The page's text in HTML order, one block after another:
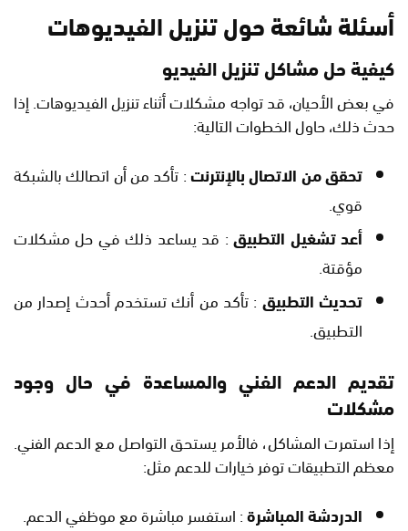
أسئلة شائعة حول تنزيل الفيديوهات
كيفية حل مشاكل تنزيل الفيديو
في بعض الأحيان، قد تواجه مشكلات أثناء تنزيل الفيديوهات. إذا
حدث ذلك، حاول الخطوات التالية:
تحقق من الاتصال بالإنترنت: تأكد من أن اتصالك بالشبكة
قوي.
أعد تشغيل التطبيق: قد يساعد ذلك في حل مشكلات
مؤقتة.
تحديث التطبيق : تأكد من أنك تستخدم أحدث إصدار من
التطبيق.
تقديم الدعم الفني والمساعدة في حال وجود
مشكلات
إذا استمرت المشاكل، فالأمر يستحق التواصل مع الدعم الفني.
معظم التطبيقات توفر خيارات للدعم مثل:
الدردشة المباشرة: استفسر مباشرة مع موظفي الدعم.